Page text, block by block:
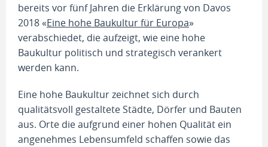
bereits vor fünf Jahren die Erklärung von Davos
2018 «Eine hohe Baukultur für Europa»
verabschiedet, die aufzeigt, wie eine hohe
Baukultur politisch und strategisch verankert
werden kann.
Eine hohe Baukultur zeichnet sich durch
qualitätsvoll gestaltete Städte, Dörfer und Bauten
aus. Orte die aufgrund einer hohen Qualität ein
angenehmes Lebensumfeld schaffen sowie das